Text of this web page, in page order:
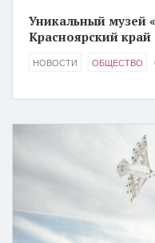
Уникальный музей
Красноярский край
НОВОСТИ ОБЩЕСТВО